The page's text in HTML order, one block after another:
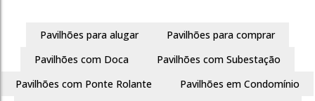
R$8.200
Pavilhões para alugar
Pavilhões para comprar
Pavilhões com Doca
Pavilhões com Subestação
Pavilhões com Ponte Rolante
Pavilhões em Condomínio